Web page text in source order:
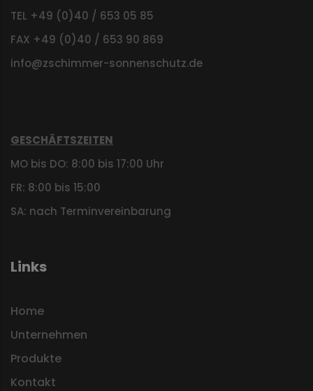
TEL +49 (0)40 / 653 05 85
FAX +49 (0)40 / 653 90 869
info@zschimmer-sonnenschutz.de
GESCHÄFTSZEITEN
MO bis DO: 8:00 bis 17:00 Uhr
FR: 8:00 bis 15:00
SA: nach Terminvereinbarung
Links
Home
Unternehmen
Produkte
Kontakt